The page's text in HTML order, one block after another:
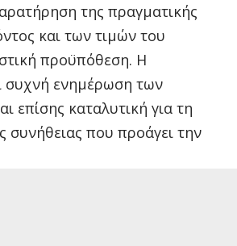
της πραγματικής
και των τιμών του
προϋπόθεση. Η
συχνή ενημέρωση των
επίσης καταλυτική για τη
συνήθειας που προάγει την